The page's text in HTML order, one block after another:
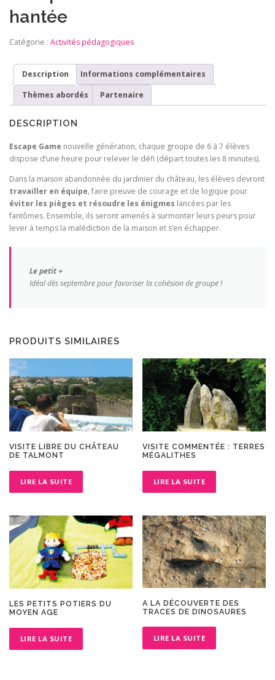
hantée
Catégorie : Activités pédagogiques
Description Informations complémentaires
Thèmes abordés Partenaire
DESCRIPTION
Escape Game nouvelle génération, chaque groupe de 6 à 7 élèves
dispose d’une heure pour relever le défi (départ toutes les 8 minutes).
Dans la maison abandonnée du jardinier du château, les élèves devront
travailler en équipe, faire preuve de courage et de logique pour
éviter les pièges et résoudre les énigmes lancées par les
fantômes. Ensemble, ils seront amenés à surmonter leurs peurs pour
lever à temps la malédiction de la maison et s’en échapper.
Le petit +
Idéal dès septembre pour favoriser la cohésion de groupe !
PRODUITS SIMILAIRES
VISITE LIBRE DU CHÂTEAU
DE TALMONT
LIRE LA SUITE
VISITE COMMENTÉE : TERRES
MÉGALITHES
LIRE LA SUITE
LES PETITS POTIERS DU
MOYEN AGE
LIRE LA SUITE
A LA DÉCOUVERTE DES
TRACES DE DINOSAURES
LIRE LA SUITE